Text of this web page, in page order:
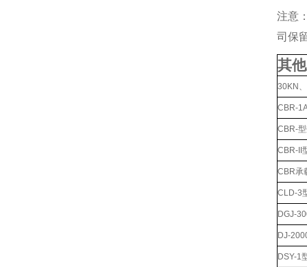
注意
司保
其
30KN
CBR-
CBR-
CBR-II
CBR承
CLD-3
DGJ-
DJ-
DSY-1